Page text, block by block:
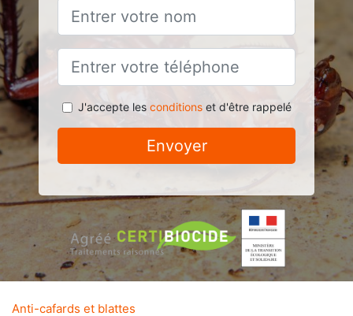
J'accepte les conditionset d'être rappelé
Envoyer
Anti-cafards et blattes